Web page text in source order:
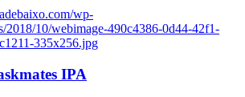
wp-
2018/10/webimage-490c4386-0d44-42f1-
335x256.jpg
IPA